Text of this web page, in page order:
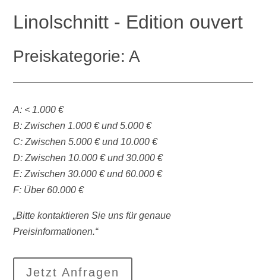
Linolschnitt - Edition ouvert
Preiskategorie: A
A: < 1.000 €
B: Zwischen 1.000 € und 5.000 €
C: Zwischen 5.000 € und 10.000 €
D: Zwischen 10.000 € und 30.000 €
E: Zwischen 30.000 € und 60.000 €
F: Über 60.000 €
„Bitte kontaktieren Sie uns für genaue
Preisinformationen.“
Jetzt Anfragen